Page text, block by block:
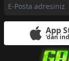
App
'dan